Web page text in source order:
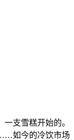
支雪糕开始的。
如今的冷饮市场